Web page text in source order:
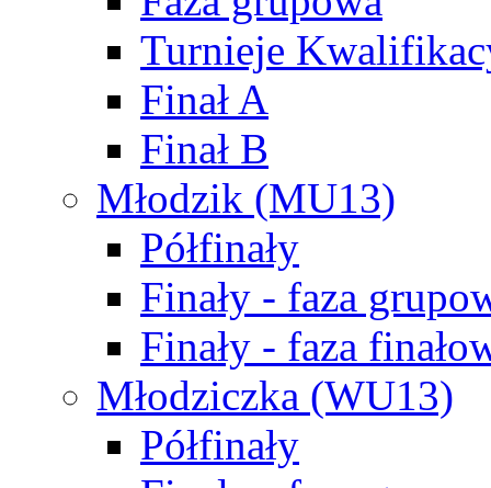
Turnieje
Finał A
Finał B
Młodzik (MU13)
Półfinały
Finały - faza
Finały - faza
Młodziczka (WU13)
Półfinały